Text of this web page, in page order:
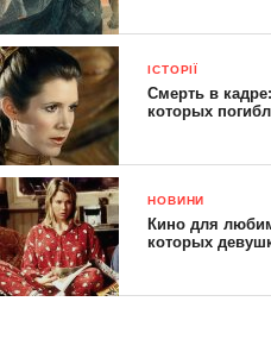
ІСТОРІЇ
Смерть в
которых
НОВИНИ
Кино для
которых